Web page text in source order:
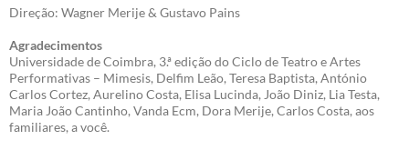
Direção: Wagner Merije & Gustavo Pains
Agradecimentos
Universidade de Coimbra, 3.ª edição do Ciclo de Teatro e Artes
Performativas – Mimesis, Delfim Leão, Teresa Baptista, António
Carlos Cortez, Aurelino Costa, Elisa Lucinda, João Diniz, Lia Testa,
Maria João Cantinho, Vanda Ecm, Dora Merije, Carlos Costa, aos
familiares, a você.